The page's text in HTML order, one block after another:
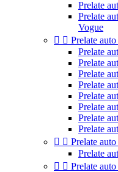
Prelate
Prelate
Vogue
  Prelate
Prelate
Prelate
Prelate
Prelate
Prelate
Prelate
Prelate
Prelate
  Prelate
Prelate
  Prelate